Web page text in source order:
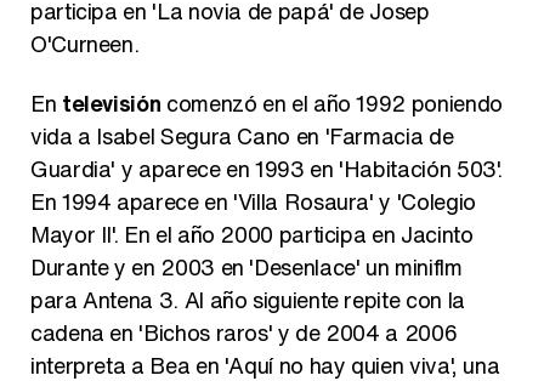
participa en 'La novia de papá' de Josep
O'Curneen.
En televisión comenzó en el año 1992 poniendo
vida a Isabel Segura Cano en 'Farmacia de
Guardia' y aparece en 1993 en 'Habitación 503'.
En 1994 aparece en 'Villa Rosaura' y 'Colegio
Mayor II'. En el año 2000 participa en Jacinto
Durante y en 2003 en 'Desenlace' un miniflm
para Antena 3. Al año siguiente repite con la
cadena en 'Bichos raros' y de 2004 a 2006
interpreta a Bea en 'Aquí no hay quien viva', una